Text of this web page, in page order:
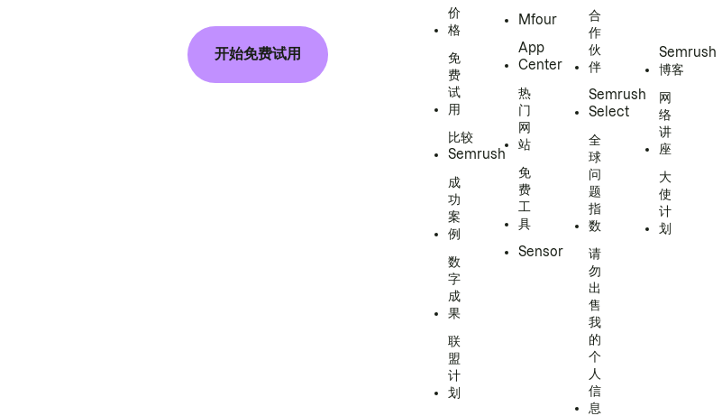
开始免费试用
价
格
免
费
试
用
比较
Semrush
成
功
案
例
数
字
成
果
联
盟
计
划
Mfour
App
Center
热
门
网
站
免
费
工
具
Sensor
合
作
伙
伴
Semrush
Select
全
球
问
题
指
数
请
勿
出
售
我
的
个
人
信
息
Semrush
博客
网
络
讲
座
大
使
计
划